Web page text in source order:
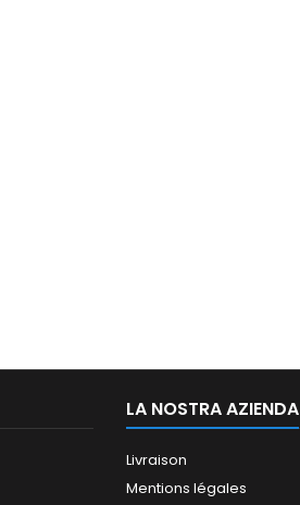
LA NOSTRA AZIENDA
Livraison
Mentions légales